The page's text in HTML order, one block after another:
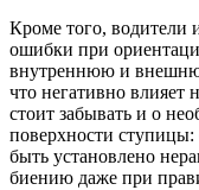
Кроме того,
ошибки при
внутреннюю и
что негативно влияет
стоит забывать и о
поверхности ступицы:
быть установлено
биению даже при